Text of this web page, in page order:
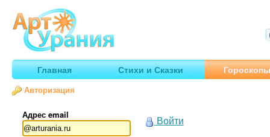
АртУрания
Умные гороскопы, творчество, путешествия
Главная Стихи и Сказки Гороскопы
Авторизация
Адрес email
Войти